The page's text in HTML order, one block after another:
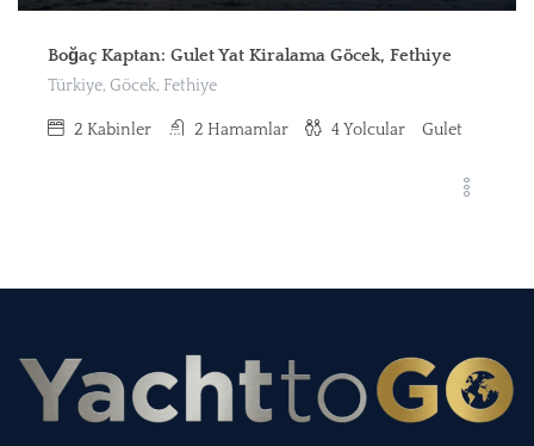
Boğaç Kaptan: Gulet Yat Kiralama Göcek, Fethiye
Türkiye, Göcek, Fethiye
2 Kabinler 2 Hamamlar 4Yolcular Gulet